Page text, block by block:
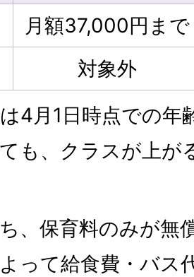
月額37,000円まで
対象外
4月1日時点での年
も、クラスが上が
、保育料のみが無
って給食費・バス